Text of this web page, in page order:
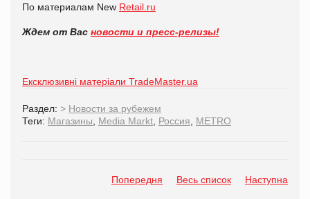
По материалам New Retail.ru
Ждем от Вас новости и пресс-релизы!
Ексклюзивні матеріали TradeMaster.ua
Раздел: > Новости за рубежем
Теги: Магазины Media Markt Россия METRO
Попередня Весь список Наступна